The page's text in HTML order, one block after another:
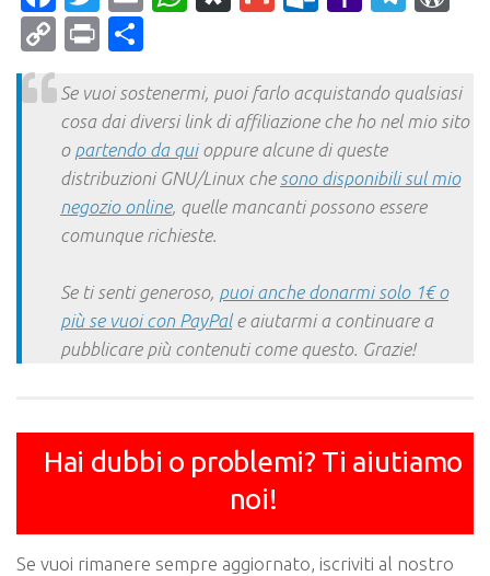
CopyPrint
Se vuoi sostenermi, puoi farlo acquistando qualsiasi
cosa dai diversi link di affiliazione che ho nel mio sito
o partendo da quioppure alcune di queste
distribuzioni GNU/Linux che sono disponibili sul mio
negozio online, quelle mancanti possono essere
comunque richieste.
Se ti senti generoso, puoi anche donarmi solo 1€ o
più se vuoi con PayPale aiutarmi a continuare a
pubblicare più contenuti come questo. Grazie!
Hai dubbi o problemi? Ti aiutiamo
noi!
Se vuoi rimanere sempre aggiornato, iscriviti al nostro